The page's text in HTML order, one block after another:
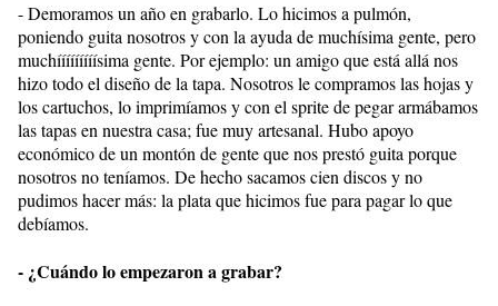
- Demoramos un año en grabarlo. Lo hicimos a pulmón,
poniendo guita nosotros y con la ayuda de muchísima gente, pero
muchííííííííísima gente. Por ejemplo: un amigo que está allá nos
hizo todo el diseño de la tapa. Nosotros le compramos las hojas y
los cartuchos, lo imprimíamos y con el sprite de pegar armábamos
las tapas en nuestra casa; fue muy artesanal. Hubo apoyo
económico de un montón de gente que nos prestó guita porque
nosotros no teníamos. De hecho sacamos cien discos y no
pudimos hacer más: la plata que hicimos fue para pagar lo que
debíamos.
- ¿Cuándo lo empezaron a grabar?